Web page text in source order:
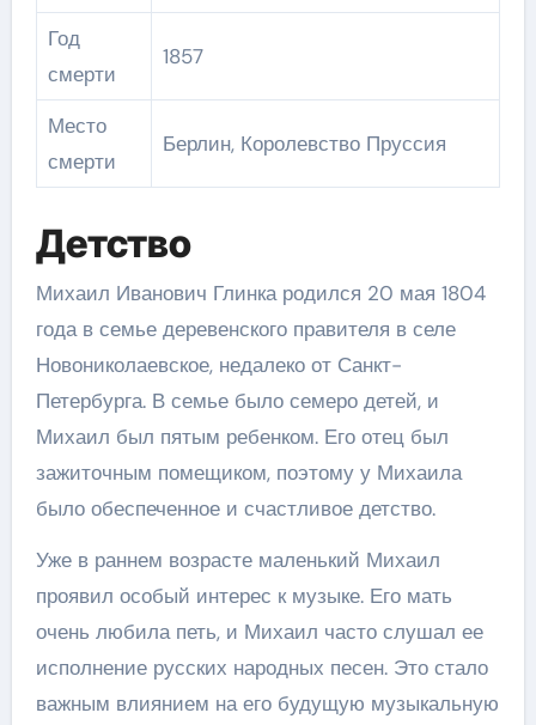
Год
смерти
1857
Место
смерти
Берлин, Королевство Пруссия
Детство
Михаил Иванович Глинка родился 20 мая 1804
года в семье деревенского правителя в селе
Новониколаевское, недалеко от Санкт-
Петербурга. В семье было семеро детей, и
Михаил был пятым ребенком. Его отец был
зажиточным помещиком, поэтому у Михаила
было обеспеченное и счастливое детство.
Уже в раннем возрасте маленький Михаил
проявил особый интерес к музыке. Его мать
очень любила петь, и Михаил часто слушал ее
исполнение русских народных песен. Это стало
важным влиянием на его будущую музыкальную